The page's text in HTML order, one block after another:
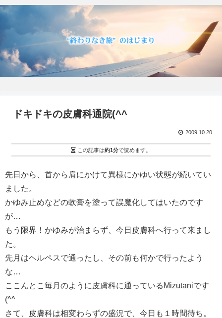
ドキドキの皮膚科通院(^^ゞ
2009.10.20
この記事は約1分で読めます。
先日から、首から肩にかけて異様にかゆい状態が続いてい
ました。
かゆみ止めなどの軟膏を塗って誤魔化してはいたのです
が…
もう限界！かゆみが治まらず、今日皮膚科へ行って来まし
た。
先月はヘルペスで通ったし、その前も何かで行ったよう
な…
ここんとこ毎月のように皮膚科に通っているMizutaniです
(^^ゞ
さて、皮膚科は相変わらずの盛況で、今日も１時間待ち。